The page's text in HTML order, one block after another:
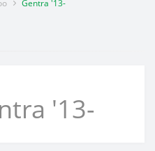
Gentra '13-
'13-